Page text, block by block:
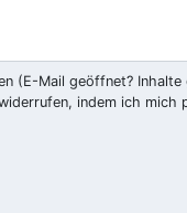
(E-Mail geöffnet?
indem ich mich